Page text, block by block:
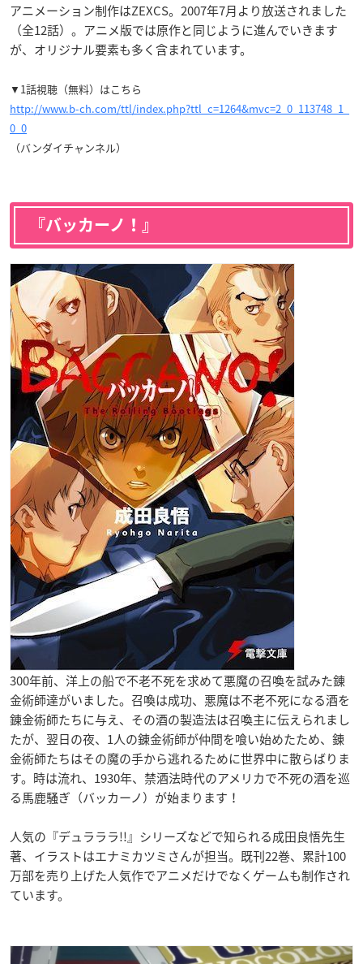
アニメーション制作はZEXCS。2007年7月より放送されました
（全12話）。アニメ版では原作と同じように進んでいきます
が、オリジナル要素も多く含まれています。
▼1話視聴（無料）はこちら
http://www.b-ch.com/ttl/index.php?ttl_c=1264&mvc=2_0_113748_1_
0_0
（バンダイチャンネル）
『バッカーノ！ 』
300年前、洋上の船で不老不死を求めて悪魔の召喚を試みた錬
金術師達がいました。召喚は成功、悪魔は不老不死になる酒を
錬金術師たちに与え、その酒の製造法は召喚主に伝えられまし
たが、翌日の夜、1人の錬金術師が仲間を喰い始めたため、錬
金術師たちはその魔の手から逃れるために世界中に散らばりま
す。時は流れ、1930年、禁酒法時代のアメリカで不死の酒を巡
る馬鹿騒ぎ（バッカーノ）が始まります！
人気の『デュラララ!!』シリーズなどで知られる成田良悟先生
著、イラストはエナミカツミさんが担当。既刊22巻、累計100
万部を売り上げた人気作でアニメだけでなくゲームも制作され
ています。